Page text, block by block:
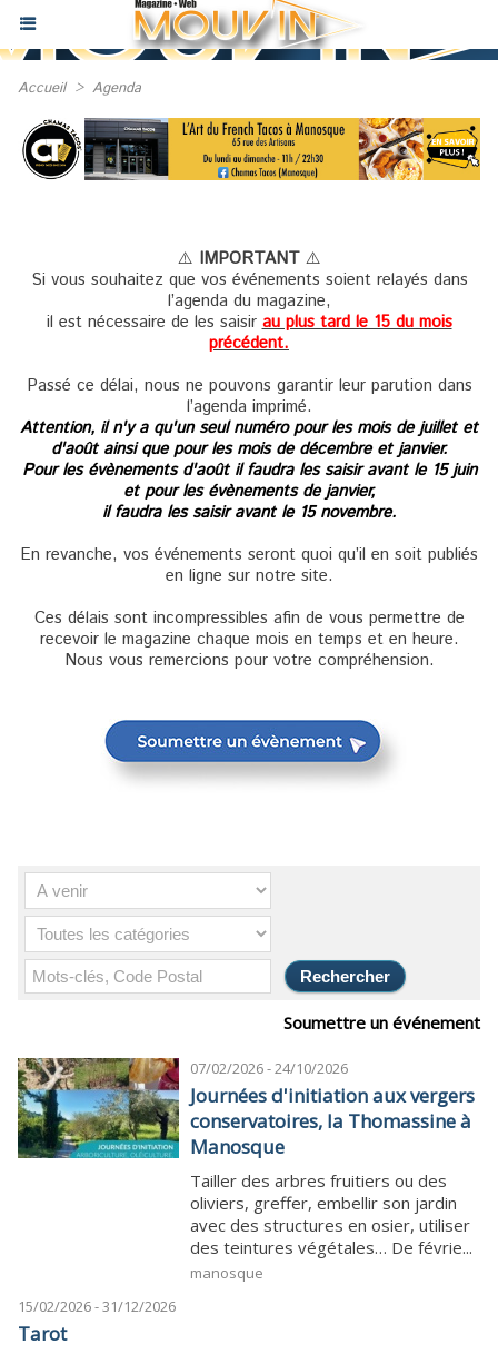
Accueil > Agenda
⚠️ IMPORTANT⚠️
Si vous souhaitez que vos événements soient relayés dans
l’agenda du magazine,
il est nécessaire de les saisir au plus tard le 15 du mois
précédent.
Passé ce délai, nous ne pouvons garantir leur parution dans
l’agenda imprimé.
Attention, il n'y a qu'un seul numéro pour les mois de juillet et
d'août ainsi que pour les mois de décembre et janvier.
Pour les évènements d'août il faudra les saisir avant le 15 juin
et pour les évènements de janvier,
il faudra les saisir avant le 15 novembre.
En revanche, vos événements seront quoi qu’il en soit publiés
en ligne sur notre site.
Ces délais sont incompressibles afin de vous permettre de
recevoir le magazine chaque mois en temps et en heure.
Nous vous remercions pour votre compréhension.
Soumettre un événement
07/02/2026 - 24/10/2026
Journées d'initiation aux vergers
conservatoires, la Thomassine à
Manosque
Tailler des arbres fruitiers ou des
oliviers, greffer, embellir son jardin
avec des structures en osier, utiliser
des teintures végétales… De févrie...
manosque
15/02/2026 - 31/12/2026
Tarot